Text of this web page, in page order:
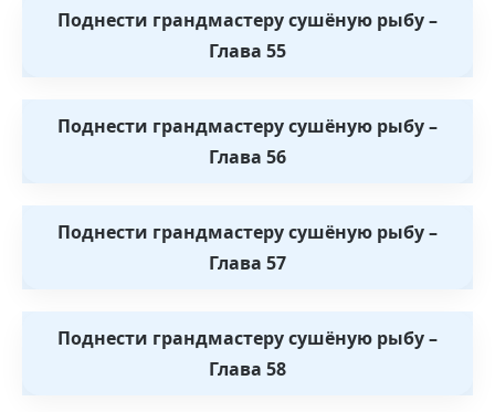
Поднести грандмастеру сушёную рыбу –
Глава 55
Поднести грандмастеру сушёную рыбу –
Глава 56
Поднести грандмастеру сушёную рыбу –
Глава 57
Поднести грандмастеру сушёную рыбу –
Глава 58